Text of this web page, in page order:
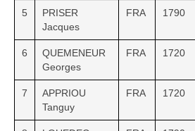
5
PRISER
Jacques
FRA 1790
6
QUEMENEUR
Georges
FRA 1720
7
APPRIOU
Tanguy
FRA 1720